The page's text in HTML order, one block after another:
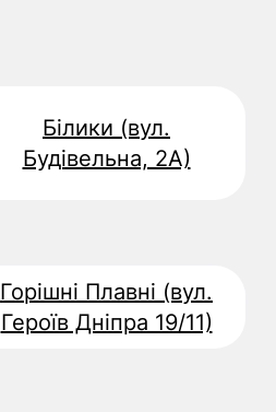
Білики (вул.
Будівельна, 2А)
Горішні Плавні (вул.
Героїв Дніпра 19/11)